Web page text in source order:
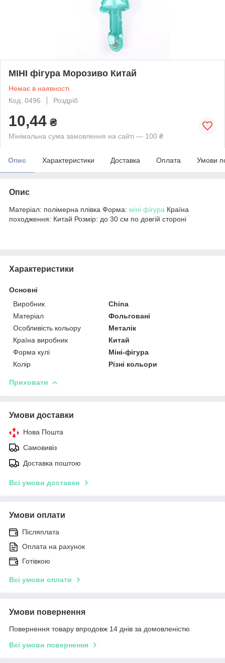
МІНІ фігура Морозиво Китай
Немає в наявності
Код: 0496
Роздріб
10,44 ₴
Мінімальна сума замовлення на сайті — 100 ₴
Опис Характеристики Доставка Оплата Умови
Опис
Матеріал: полімерна плівка Форма: міні фігура Країна
походження: Китай Розмір: до 30 см по довгій стороні
Характеристики
Основні
Виробник
China
Матеріал
Фольговані
Особливість кольору
Металік
Країна виробник
Китай
Форма кулі
Міні-фігура
Колір
Різні кольори
Приховати
Умови доставки
Нова Пошта
Самовивіз
Доставка поштою
Всі умови доставки
Умови оплати
Післяплата
Оплата на рахунок
Готівкою
Всі умови оплати
Умови повернення
Повернення товару впродовж 14 днів за домовленістю
Всі умови повернення